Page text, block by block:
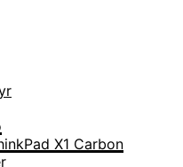
X1 Carbon